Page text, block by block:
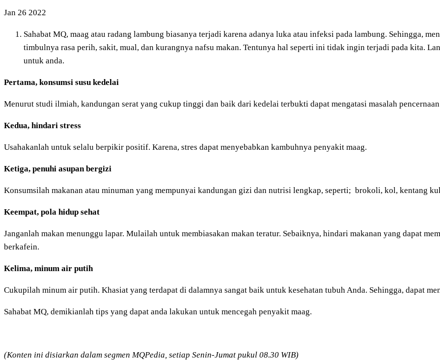
Jan 26 2022
Sahabat MQ, maag atau radang lambung biasanya terjadi karena adanya luka atau infeksi pada lambung. Sehingga,
timbulnya rasa perih, sakit, mual, dan kurangnya nafsu makan. Tentunya hal seperti ini tidak ingin terjadi pada kita.
untuk anda.
Pertama, konsumsi susu kedelai
Menurut studi ilmiah, kandungan serat yang cukup tinggi dan baik dari kedelai terbukti dapat mengatasi masalah
Kedua, hindari stress
Usahakanlah untuk selalu berpikir positif. Karena, stres dapat menyebabkan kambuhnya penyakit maag.
Ketiga, penuhi asupan bergizi
Konsumsilah makanan atau minuman yang mempunyai kandungan gizi dan nutrisi lengkap, seperti; brokoli, kol, kentang
Keempat, pola hidup sehat
Janganlah makan menunggu lapar. Mulailah untuk membiasakan makan teratur. Sebaiknya, hindari makanan yang dapat
berkafein.
Kelima, minum air putih
Cukupilah minum air putih. Khasiat yang terdapat di dalamnya sangat baik untuk kesehatan tubuh Anda. Sehingga, dapat
Sahabat MQ, demikianlah tips yang dapat anda lakukan untuk mencegah penyakit maag.
(Konten ini disiarkan dalam segmen MQPedia, setiap Senin-Jumat pukul 08.30 WIB)